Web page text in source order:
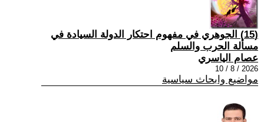
(15) الجوهري في مفهوم احتكار الدولة السيادة في
مسألة الحرب والسلم
عصام الياسري
2026 / 8 / 10
مواضيع وابحاث سياسية